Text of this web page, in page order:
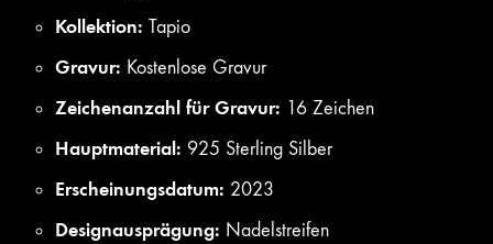
Kollektion: Tapio
Gravur: Kostenlose Gravur
Zeichenanzahl für Gravur: 16 Zeichen
Hauptmaterial: 925 Sterling Silber
Erscheinungsdatum: 2023
Designausprägung: Nadelstreifen